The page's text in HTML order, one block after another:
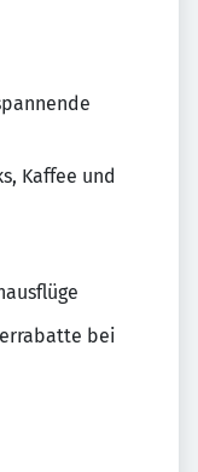
Kaffee und
bei